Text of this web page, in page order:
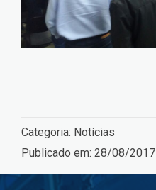
Categoria: Notícias
Publicado em: 28/08/2017